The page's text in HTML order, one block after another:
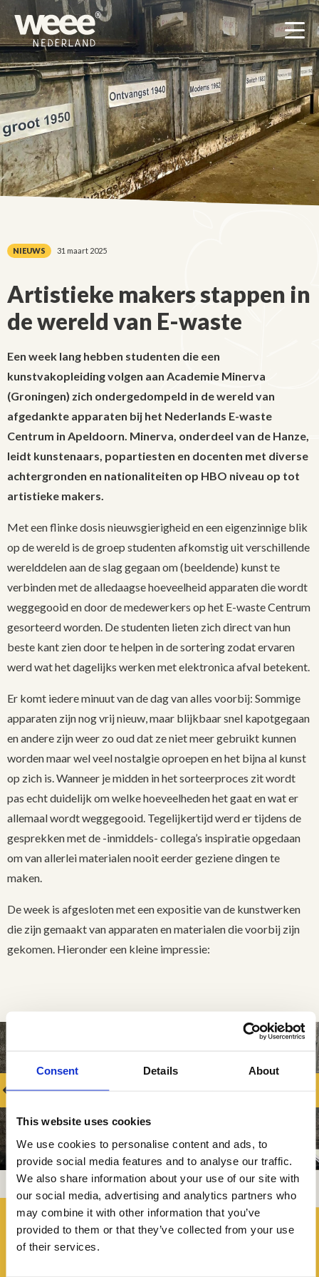
Consent Details About
This website uses cookies
We use cookies to personalise content and ads, to
provide social media features and to analyse our traffic.
We also share information about your use of our site with
our social media, advertising and analytics partners who
may combine it with other information that you’ve
provided to them or that they’ve collected from your use
of their services.
NIEUWS 31 maart 2025
Artistieke makers stappen in
de wereld van E-waste
Een week lang hebben studenten die een
kunstvakopleiding volgen aan Academie Minerva
(Groningen) zich ondergedompeld in de wereld van
afgedankte apparaten bij het Nederlands E-waste
Centrum in Apeldoorn. Minerva, onderdeel van de Hanze,
leidt kunstenaars, popartiesten en docenten met diverse
achtergronden en nationaliteiten op HBO niveau op tot
artistieke makers.
Met een flinke dosis nieuwsgierigheid en een eigenzinnige blik
op de wereld is de groep studenten afkomstig uit verschillende
werelddelen aan de slag gegaan om (beeldende) kunst te
verbinden met de alledaagse hoeveelheid apparaten die wordt
weggegooid en door de medewerkers op het E-waste Centrum
gesorteerd worden. De studenten lieten zich direct van hun
beste kant zien door te helpen in de sortering zodat ervaren
werd wat het dagelijks werken met elektronica afval betekent.
Er komt iedere minuut van de dag van alles voorbij: Sommige
apparaten zijn nog vrij nieuw, maar blijkbaar snel kapotgegaan
en andere zijn weer zo oud dat ze niet meer gebruikt kunnen
worden maar wel veel nostalgie oproepen en het bijna al kunst
op zich is. Wanneer je midden in het sorteerproces zit wordt
pas echt duidelijk om welke hoeveelheden het gaat en wat er
allemaal wordt weggegooid. Tegelijkertijd werd er tijdens de
gesprekken met de -inmiddels- collega’s inspiratie opgedaan
om van allerlei materialen nooit eerder geziene dingen te
maken.
De week is afgesloten met een expositie van de kunstwerken
die zijn gemaakt van apparaten en materialen die voorbij zijn
gekomen. Hieronder een kleine impressie:
vorige